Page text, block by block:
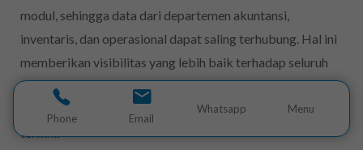
Phone Email
Whatsapp Menu
modul, sehingga data dari departemen akuntansi,
inventaris, dan operasional dapat saling terhubung. Hal ini
memberikan visibilitas yang lebih baik terhadap seluruh
aset perusahaan dan memastikan setiap keputusan
strategis didasarkan pada informasi yang akurat dan
terkini.